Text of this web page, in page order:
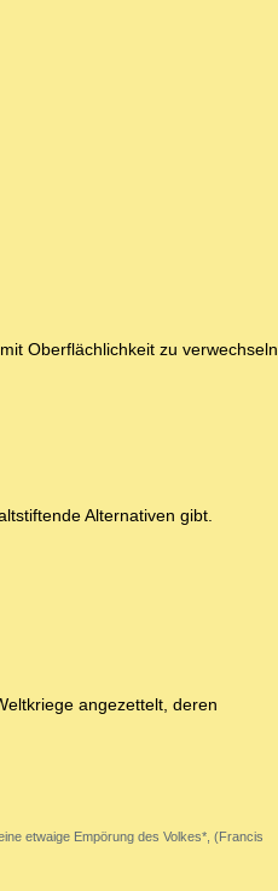
Oberflächlichkeit zu verwechseln
Alternativen gibt.
angezettelt, deren
etwaige Empörung des Volkes*, (Francis